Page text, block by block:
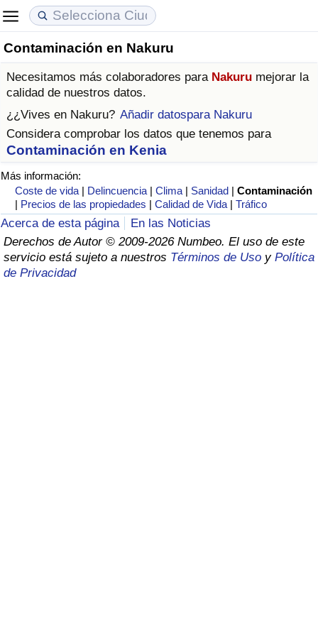
Contaminación en Nakuru
Necesitamos más colaboradores para Nakuru mejorar la
calidad de nuestros datos.
¿¿Vives en Nakuru? Añadir datospara Nakuru
Considera comprobar los datos que tenemos para
Contaminación en Kenia
Más información:
Coste de vida | Delincuencia |Clima | Sanidad |Contaminación
| Precios de las propiedades |Calidad de Vida |Tráfico
Acerca de esta página
En las Noticias
Derechos de Autor © 2009-2026 Numbeo. El uso de este
servicio está sujeto a nuestros Términos de Uso y Política
de Privacidad
Coste de vida
Índice de Costo de Vida (Actual)
Índice de Costo de Vida
Índice de costo de vida por país
en aqaba
Precios de las propiedades
Índice de Precios de Inmuebles (Actual)
Índice de Precios de Inmuebles
Índice de Precios de Inmuebles por País
Calidad de Vida
Índice de Calidad de Vida
Índice de Calidad de Vida (Actual)
Índice de calidad de vida por país
Delincuencia
Calificación del Índice de Criminalidad
(Actual)